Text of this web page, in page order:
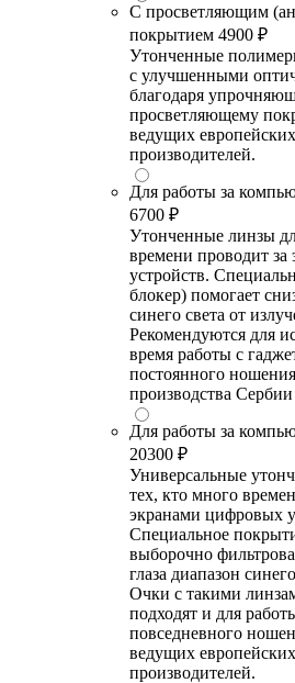
С просветляющим
покрытием 4900 ₽
Утонченные
с улучшенными
благодаря
просветляющему
ведущих
производителей.
Для работы за
6700 ₽
Утонченные линзы
времени проводит
устройств.
блокер) помогает
синего света от
Рекомендуются для
время работы с
постоянного
производства
Для работы за
20300 ₽
Универсальные
тех, кто много
экранами цифровых
Специальное
выборочно
глаза диапазон
Очки с такими
подходят и для
повседневного
ведущих
производителей.